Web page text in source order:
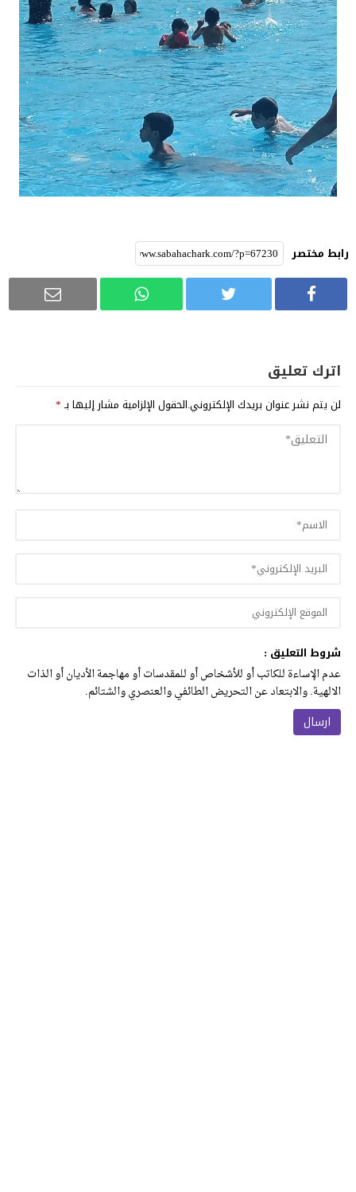
رابط مختصر
اترك تعليق
لن يتم نشر عنوان بريدك الإلكتروني.الحقول الإلزامية مشار إليها بـ*
شروط التعليق :
عدم الإساءة للكاتب أو للأشخاص أو للمقدسات أو مهاجمة الأديان أو الذات
الالهية. والابتعاد عن التحريض الطائفي والعنصري والشتائم.